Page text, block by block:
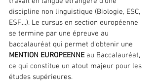
discipline non linguistique (Biologie, ESC,
ESF,...). Le cursus en section européenne
se termine par une épreuve au
baccalauréat qui permet d'obtenir une
MENTION EUROPEENNE au Baccalauréat,
ce qui constitue un atout majeur pour les
études supérieures.